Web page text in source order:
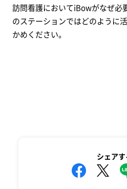
訪問看護においてiBowがなぜ必
のステーションではどのように
かめください。
シェアす